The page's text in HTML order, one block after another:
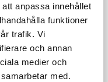
anpassa innehållet
funktioner
trafik. Vi
och annan
medier och
med.
där även
i skrift från 900-
bibel­
födelse dog
levde vidare